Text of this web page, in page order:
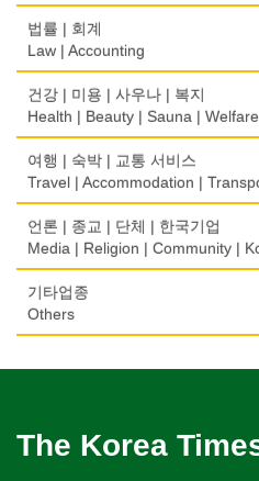
제과점
Bakery
식품도매
Food Distributors
약국
의사-내과
Internal Medicine
의사-물리치료/카이로 프랙터
Physiotherapy/Chiropractic Clinic
의사-비뇨기과
의사-산부인과
Obstetrician
Veterinarian
Florist
모피점
백화점/선물센터
보석/귀금속/시계
Jeweler/Jeweller
비디오-사진/촬영/편집/공급
Video Service
사진촬영
애완동물용품
양복점
Tailor
한글학교
Korean Language School
Boarding House
학교/학원
School/Academy
개인지도-체육
개인지도-음악
Private Lesson-Music
개인지도-옷수선
Private Lesson-Alteration
개인지도-어학/수학
개인지도-서예
Private Lesson-Calligraphy
컴퓨터 판매/수리
Computer Sales/Repair
Insurance/Investment/Finance
부동산 관리
Property Management
채무조정
Bankruptcy
Real Estate
은행/금융기관
Architecture
Home Inspection
간판
Signs
가구판매/수리
Furniture Sales/Repair
Machinery Rebuilding
난방/냉동
스테이징 홈
택배
Courier Service
Taxi Service
Automobile/Car
자동차-렌트
Car Rental
자동차-바디샵
Autobody Shop
자동차-판매/리스
골프장비
Golf Equipment
골프장
Golf/Country Club
가라오케/노래방/카페
Karaoke/Cafe
Dahn Centre
당구장
Billiard Club
볼링장
운동구/스포츠용품
법률 | 회계
Law | Accounting
교통위반티켓
Traffic Ticket
공인회계사(CPA)
CPA
번역/통역/이력서
Translation/Interpretation/
Law Office
회계업무
건강 | 미용 | 사우나 | 복지
Health | Beauty | Sauna | Welfare
건강상담/식품/정보
Health Counseling/Food/
의료기
Medical Equipment
Massage
여행 | 숙박 | 교통 서비스
Travel | Accommodation |
호텔/모텔/숙박
Hotel/Motel
여행/관광
Travel/Tour
언론 | 종교 | 단체 | 한국기업
Media | Religion | Community |
기도원/수양관
Retreat Centre
Korean Businessmen's
Buddhist Temple
기타업종
Others
Shoe Repair
The Korea